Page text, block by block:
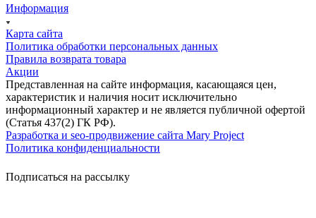
Информация
Карта сайта
Политика обработки персональных данных
Правила возврата товара
Акции
Представленная на сайте информация, касающаяся цен,
характеристик и наличия носит исключительно
информационный характер и не является публичной офертой
(Статья 437(2) ГК РФ).
Разработка и seo-продвижение сайта Mary Project
Политика конфиденциальности
Подписаться на рассылку